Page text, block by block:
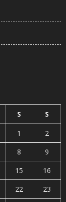
S S
1
2
8
9
15
16
22 23